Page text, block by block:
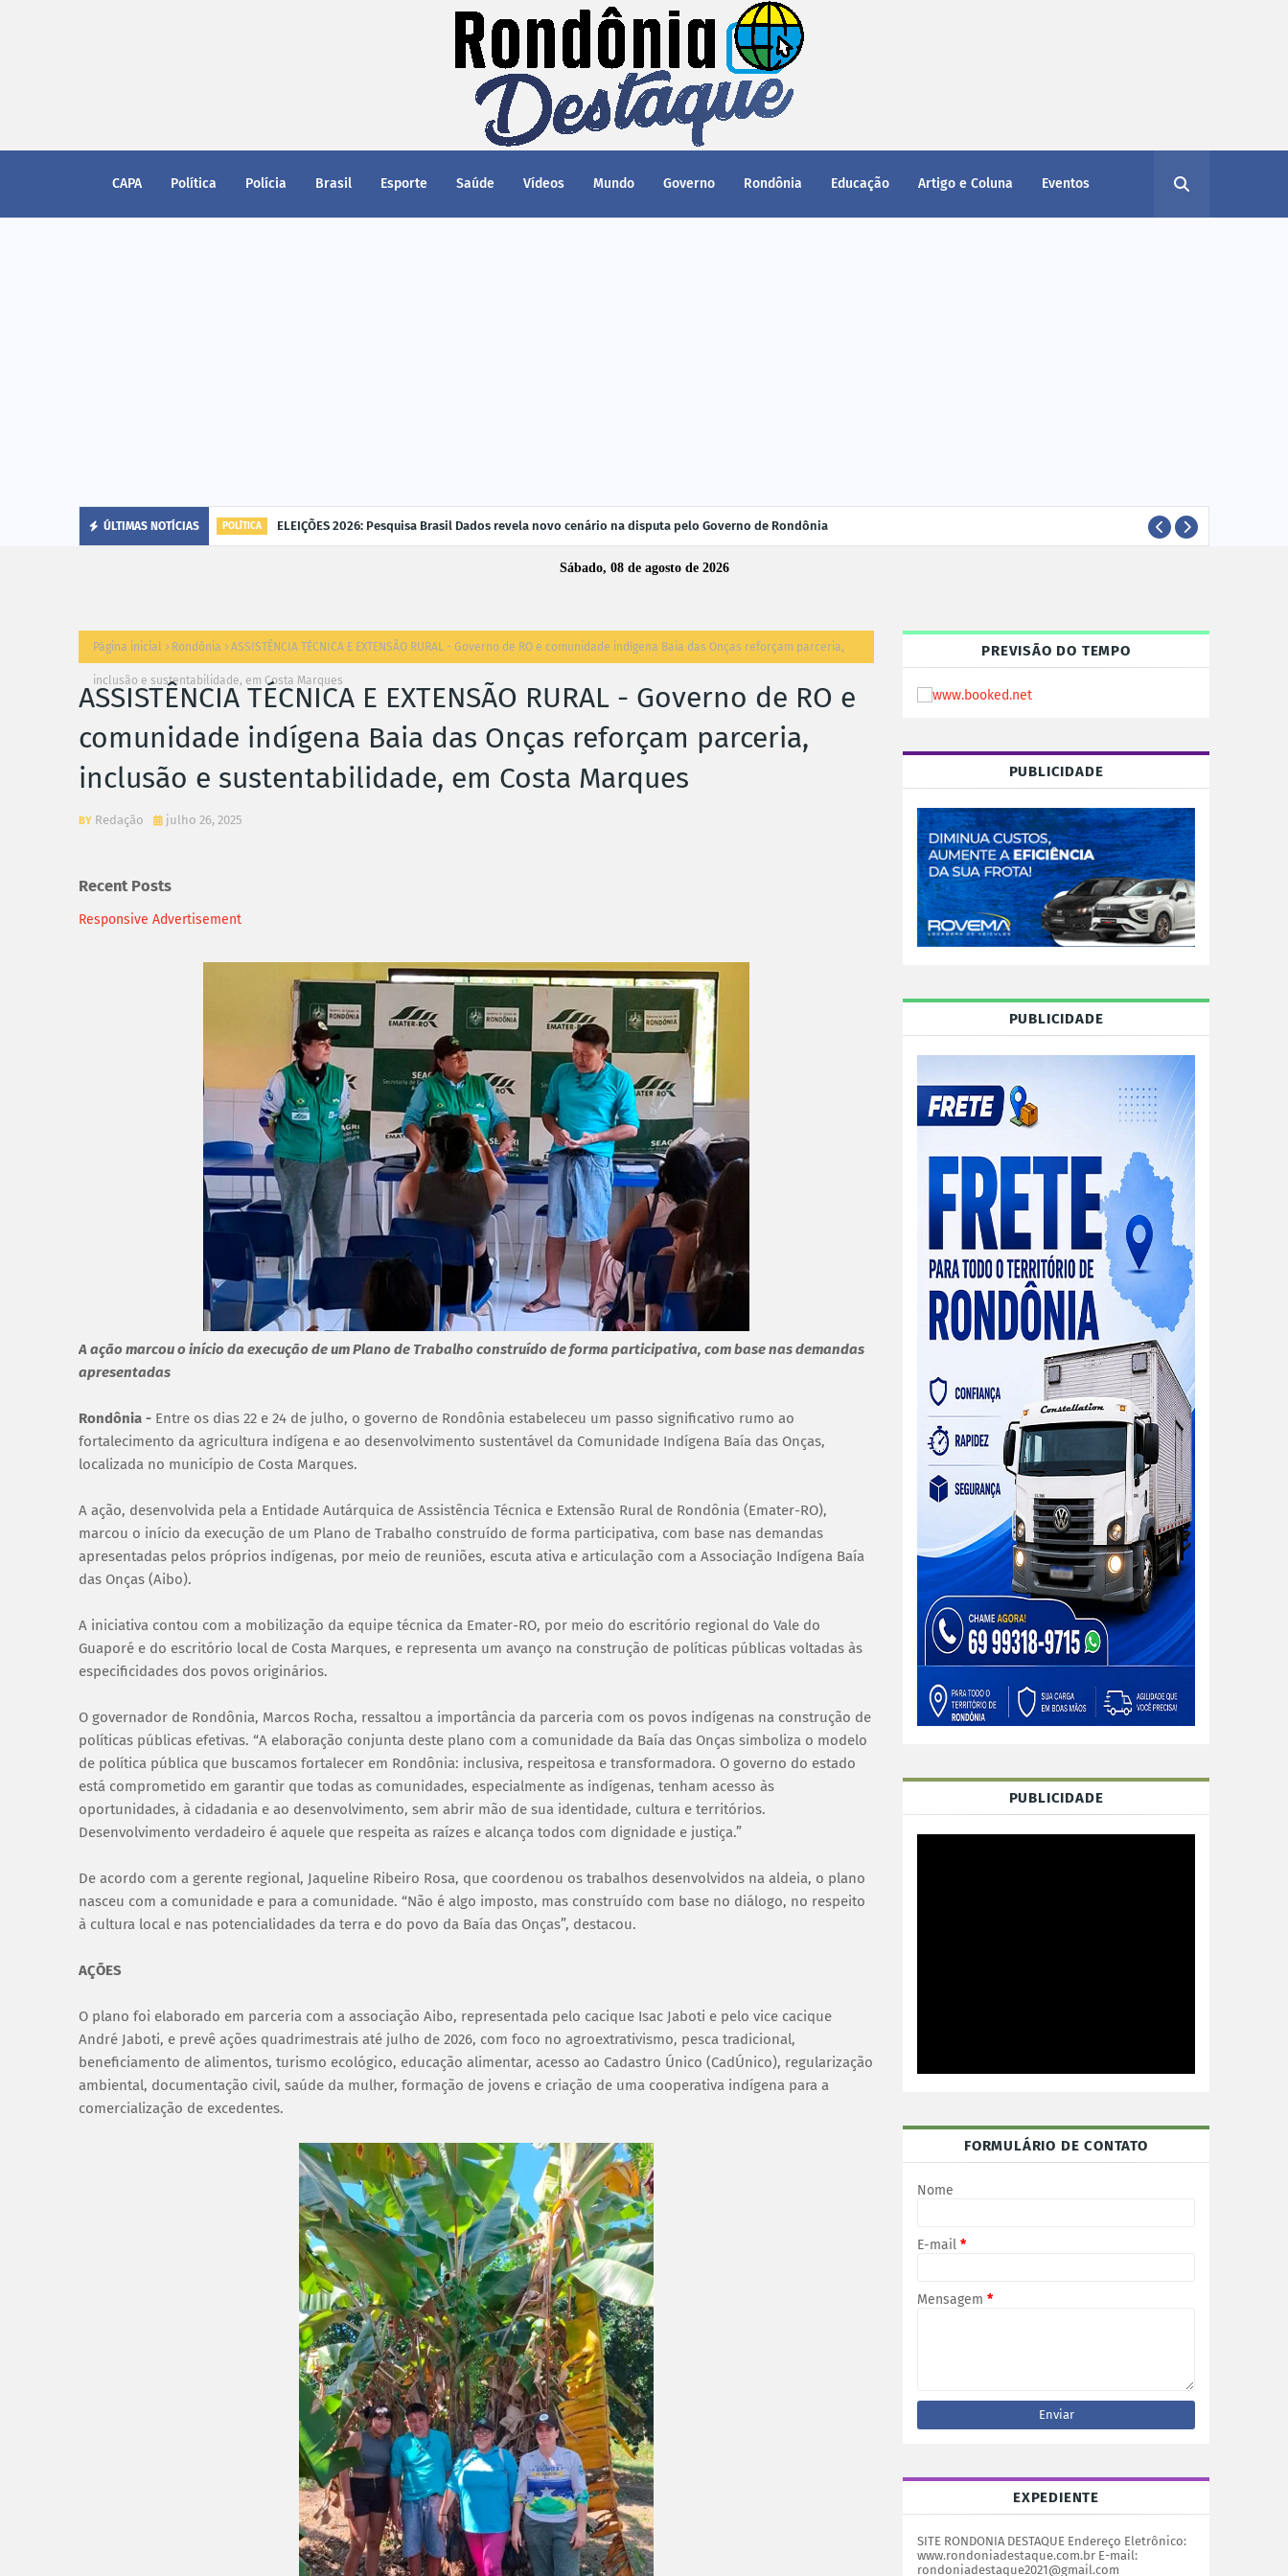
CAPA Política Polícia Brasil Esporte Saúde Vídeos Mundo Governo Rondônia Educação Artigo e Coluna Eventos
ÚLTIMAS NOTÍCIAS POLÍTICA ELEIÇÕES 2026: Pesquisa Brasil Dados revela novo cenário na disputa pelo Governo de Rondônia
Sábado, 08 de agosto de 2026
Página inicial Rondônia ASSISTÊNCIA TÉCNICA E EXTENSÃO RURAL - Governo de RO e comunidade indígena Baia das Onças reforçam parceria,
inclusão e sustentabilidade, em Costa Marques
ASSISTÊNCIA TÉCNICA E EXTENSÃO RURAL - Governo de RO e
comunidade indígena Baia das Onças reforçam parceria,
inclusão e sustentabilidade, em Costa Marques
Redação julho 26, 2025
Recent Posts
Responsive Advertisement
A ação marcou o início da execução de um Plano de Trabalho construído de forma participativa, com base nas demandas
apresentadas
Rondônia - Entre os dias 22 e 24 de julho, o governo de Rondônia estabeleceu um passo significativo rumo ao
fortalecimento da agricultura indígena e ao desenvolvimento sustentável da Comunidade Indígena Baía das Onças,
localizada no município de Costa Marques.
A ação, desenvolvida pela a Entidade Autárquica de Assistência Técnica e Extensão Rural de Rondônia (Emater-RO),
marcou o início da execução de um Plano de Trabalho construído de forma participativa, com base nas demandas
apresentadas pelos próprios indígenas, por meio de reuniões, escuta ativa e articulação com a Associação Indígena Baía
das Onças (Aibo).
A iniciativa contou com a mobilização da equipe técnica da Emater-RO, por meio do escritório regional do Vale do
Guaporé e do escritório local de Costa Marques, e representa um avanço na construção de políticas públicas voltadas às
especificidades dos povos originários.
O governador de Rondônia, Marcos Rocha, ressaltou a importância da parceria com os povos indígenas na construção de
políticas públicas efetivas. “A elaboração conjunta deste plano com a comunidade da Baía das Onças simboliza o modelo
de política pública que buscamos fortalecer em Rondônia: inclusiva, respeitosa e transformadora. O governo do estado
está comprometido em garantir que todas as comunidades, especialmente as indígenas, tenham acesso às
oportunidades, à cidadania e ao desenvolvimento, sem abrir mão de sua identidade, cultura e territórios.
Desenvolvimento verdadeiro é aquele que respeita as raízes e alcança todos com dignidade e justiça.”
De acordo com a gerente regional, Jaqueline Ribeiro Rosa, que coordenou os trabalhos desenvolvidos na aldeia, o plano
nasceu com a comunidade e para a comunidade. “Não é algo imposto, mas construído com base no diálogo, no respeito
à cultura local e nas potencialidades da terra e do povo da Baía das Onças”, destacou.
AÇÕES
O plano foi elaborado em parceria com a associação Aibo, representada pelo cacique Isac Jaboti e pelo vice cacique
André Jaboti, e prevê ações quadrimestrais até julho de 2026, com foco no agroextrativismo, pesca tradicional,
beneficiamento de alimentos, turismo ecológico, educação alimentar, acesso ao Cadastro Único (CadÚnico), regularização
ambiental, documentação civil, saúde da mulher, formação de jovens e criação de uma cooperativa indígena para a
comercialização de excedentes.
PREVISÃO DO TEMPO
PUBLICIDADE
PUBLICIDADE
PUBLICIDADE
FORMULÁRIO DE CONTATO
Nome
E-mail *
Mensagem *
EXPEDIENTE
SITE RONDONIA DESTAQUE Endereço Eletrônico:
www.rondoniadestaque.com.br E-mail:
rondoniadestaque2021@gmail.com